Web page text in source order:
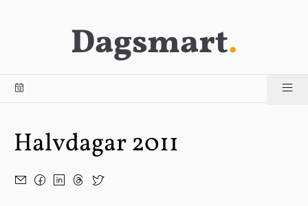
Dagsmart.
Halvdagar 2011